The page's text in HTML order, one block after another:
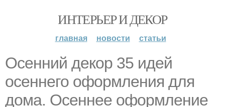
ИНТЕРЬЕР И ДЕКОР
главная новости статьи
Осенний декор 35 идей
осеннего оформления для
дома. Осеннее оформление